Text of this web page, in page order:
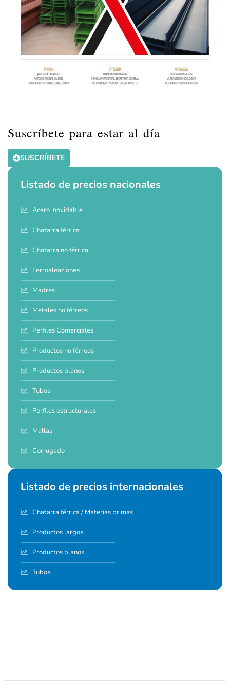
Suscríbete para estar al día
SUSCRÍBETE
Listado de precios nacionales
Acero inoxidable
Chatarra férrica
Chatarra no férrica
Ferroaleaciones
Madres
Metales no férreos
Perfiles Comerciales
Productos no férreos
Productos planos
Tubos
Perfiles estructurales
Mallas
Corrugado
Listado de precios internacionales
Chatarra férrica / Materias primas
Productos largos
Productos planos
Tubos